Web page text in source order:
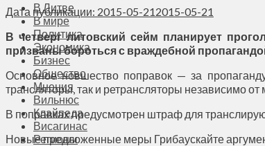
В Литве
В мире
Политика
Экономика
Бизнес
Общество
Мнения
Вильнюс
Клайпеда
Висагинас
Регионы
Дата публикации: 2015-05-212015-05-21
В четверг литовский сейм планирует
призваны бороться с враждебной
Основное новшество поправок — за
трансляторы, так и ретрансляторы независимо от
В поправках предусмотрен штраф для
Новые предложенные меры Грибаускайте